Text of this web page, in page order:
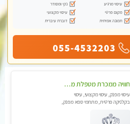
עיסוי מרגיע
נקי ומסודר
מקום פרטי
עיסוי מקצועי
תמונה אמיתית
דוברת עיברית
055-4532203
חוויה ממכרת מטפלת מהממת לעיסוי טנטרי המשלב בתוכו טכניקות רבות מעולם המזרח.צימר עבר חיטוי
עיסוי מפנק, עיסוי מקצועי, עיסוי
בקלניקה פרטית, מתחמי ספא מפנק,